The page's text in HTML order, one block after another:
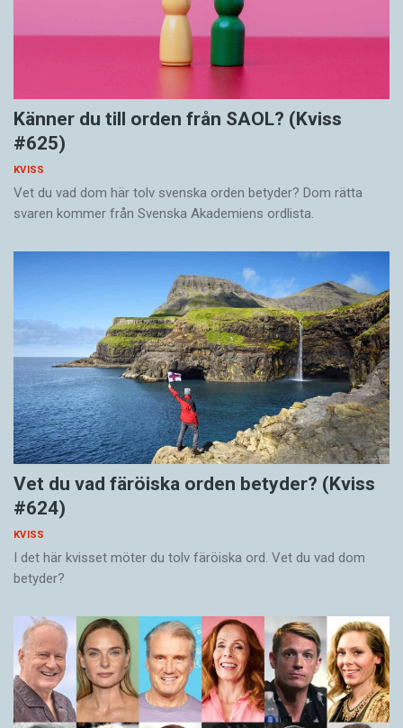
Känner du till orden från SAOL? (Kviss
#625)
KVISS
Vet du vad dom här tolv svenska orden betyder? Dom rätta
svaren kommer från Svenska Akademiens ordlista.
Vet du vad färöiska orden betyder? (Kviss
#624)
KVISS
I det här kvisset möter du tolv färöiska ord. Vet du vad dom
betyder?